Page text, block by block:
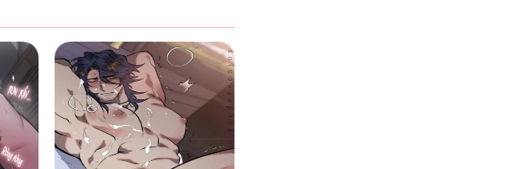
22/04/2026